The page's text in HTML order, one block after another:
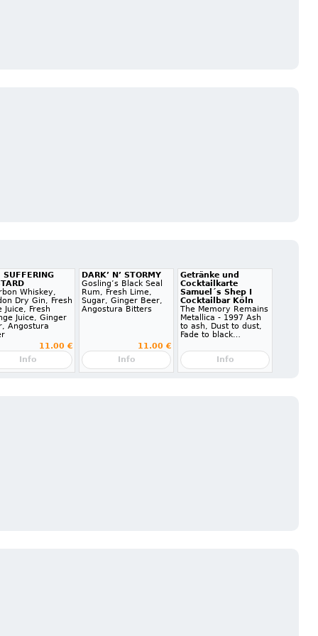
SUFFERING
Whiskey,
Dry Gin, Fresh
Juice, Fresh
Juice, Ginger
Angostura
11.00 €
Info
DARK’ N’ STORMY
Gosling’s Black Seal
Rum, Fresh Lime,
Sugar, Ginger Beer,
Angostura Bitters
11.00 €
Info
Getränke und
Cocktailkarte
Samuel´s Shep I
Cocktailbar Köln
The Memory Remains
Metallica - 1997 Ash
to ash, Dust to dust,
Fade to black…
Info